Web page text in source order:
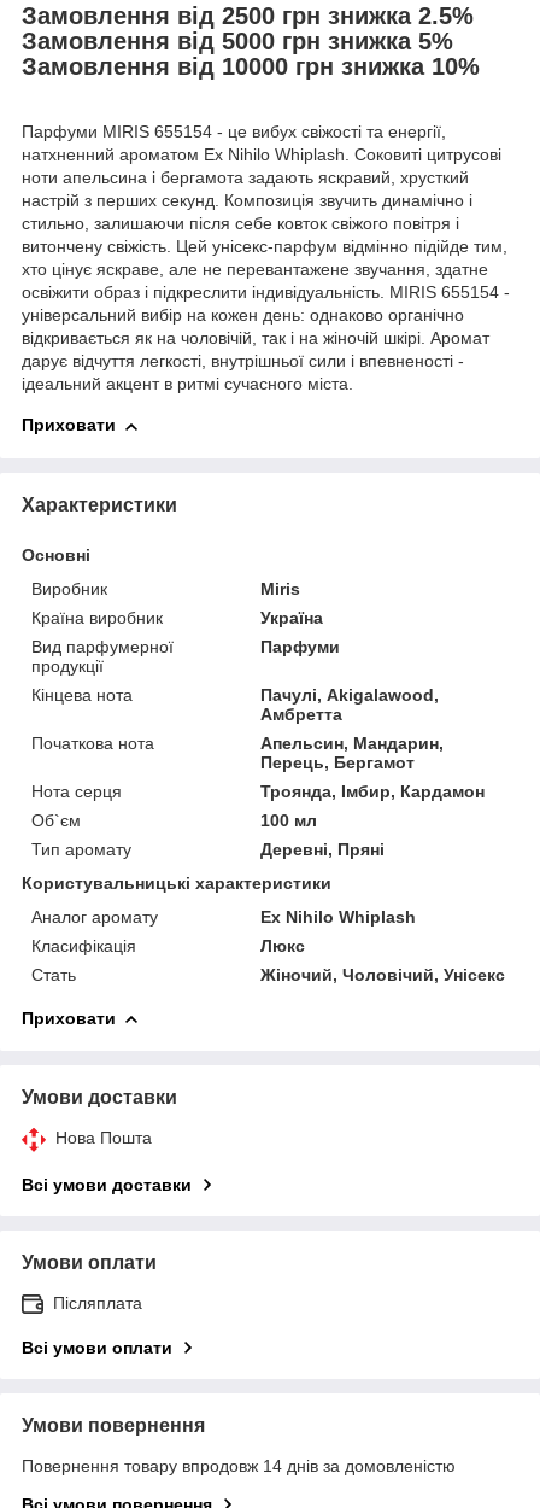
Замовлення від 2500 грн знижка 2.5%
Замовлення від 5000 грн знижка 5%
Замовлення від 10000 грн знижка 10%
Парфуми MIRIS 655154 - це вибух свіжості та енергії,
натхненний ароматом Ex Nihilo Whiplash. Соковиті цитрусові
ноти апельсина і бергамота задають яскравий, хрусткий
настрій з перших секунд. Композиція звучить динамічно і
стильно, залишаючи після себе ковток свіжого повітря і
витончену свіжість. Цей унісекс-парфум відмінно підійде тим,
хто цінує яскраве, але не перевантажене звучання, здатне
освіжити образ і підкреслити індивідуальність. MIRIS 655154 -
універсальний вибір на кожен день: однаково органічно
відкривається як на чоловічій, так і на жіночій шкірі. Аромат
дарує відчуття легкості, внутрішньої сили і впевненості -
ідеальний акцент в ритмі сучасного міста.
Приховати
Характеристики
Основні
Виробник
Miris
Країна виробник
Україна
Вид парфумерної
продукції
Парфуми
Кінцева нота
Пачулі, Akigalawood,
Амбретта
Початкова нота
Апельсин, Мандарин,
Перець, Бергамот
Нота серця
Троянда, Імбир, Кардамон
Об`єм
100 мл
Тип аромату
Деревні, Пряні
Користувальницькі характеристики
Аналог аромату
Ex Nihilo Whiplash
Класифікація
Люкс
Стать
Жіночий, Чоловічий, Унісекс
Приховати
Умови доставки
Нова Пошта
Всі умови доставки
Умови оплати
Післяплата
Всі умови оплати
Умови повернення
Повернення товару впродовж 14 днів за домовленістю
Всі умови повернення